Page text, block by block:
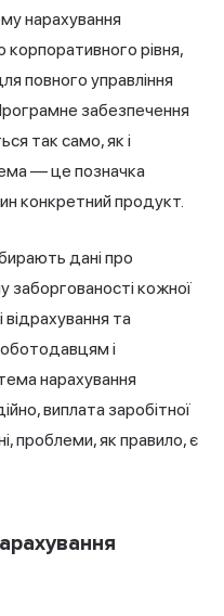
нарахування
корпоративного рівня,
повного управління
забезпечення
так само, як і
— це позначка
конкретний продукт.
дані про
заборгованості кожної
та
і
нарахування
виплата заробітної
проблеми, як правило, є